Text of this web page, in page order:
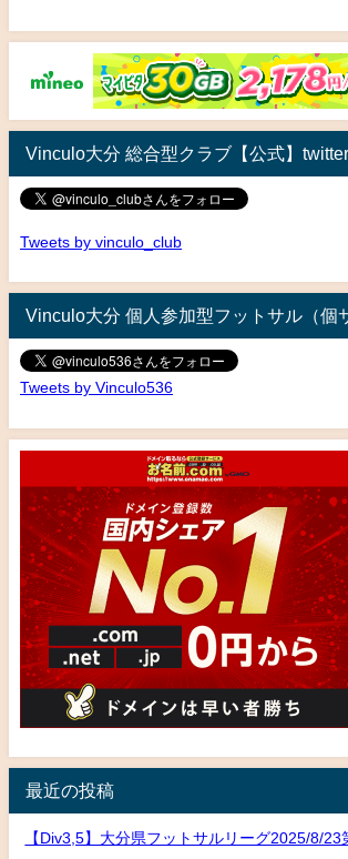
Vinculo大分 総合型クラブ【公式】twitter
Tweets by vinculo_club
Vinculo大分 個人参加型フットサル（個
Tweets by Vinculo536
最近の投稿
【Div3,5】大分県フットサルリーグ2025/8/23